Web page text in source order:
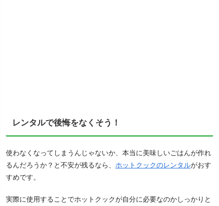
レンタルで後悔をなくそう！
使わなくなってしまうんじゃないか、本当に美味しいごはんが作れ
るんだろうか？と不安が残るなら、 ホットクックのレンタルがおす
すめです。
実際に使用することでホットクックが自分に必要なのかしっかりと